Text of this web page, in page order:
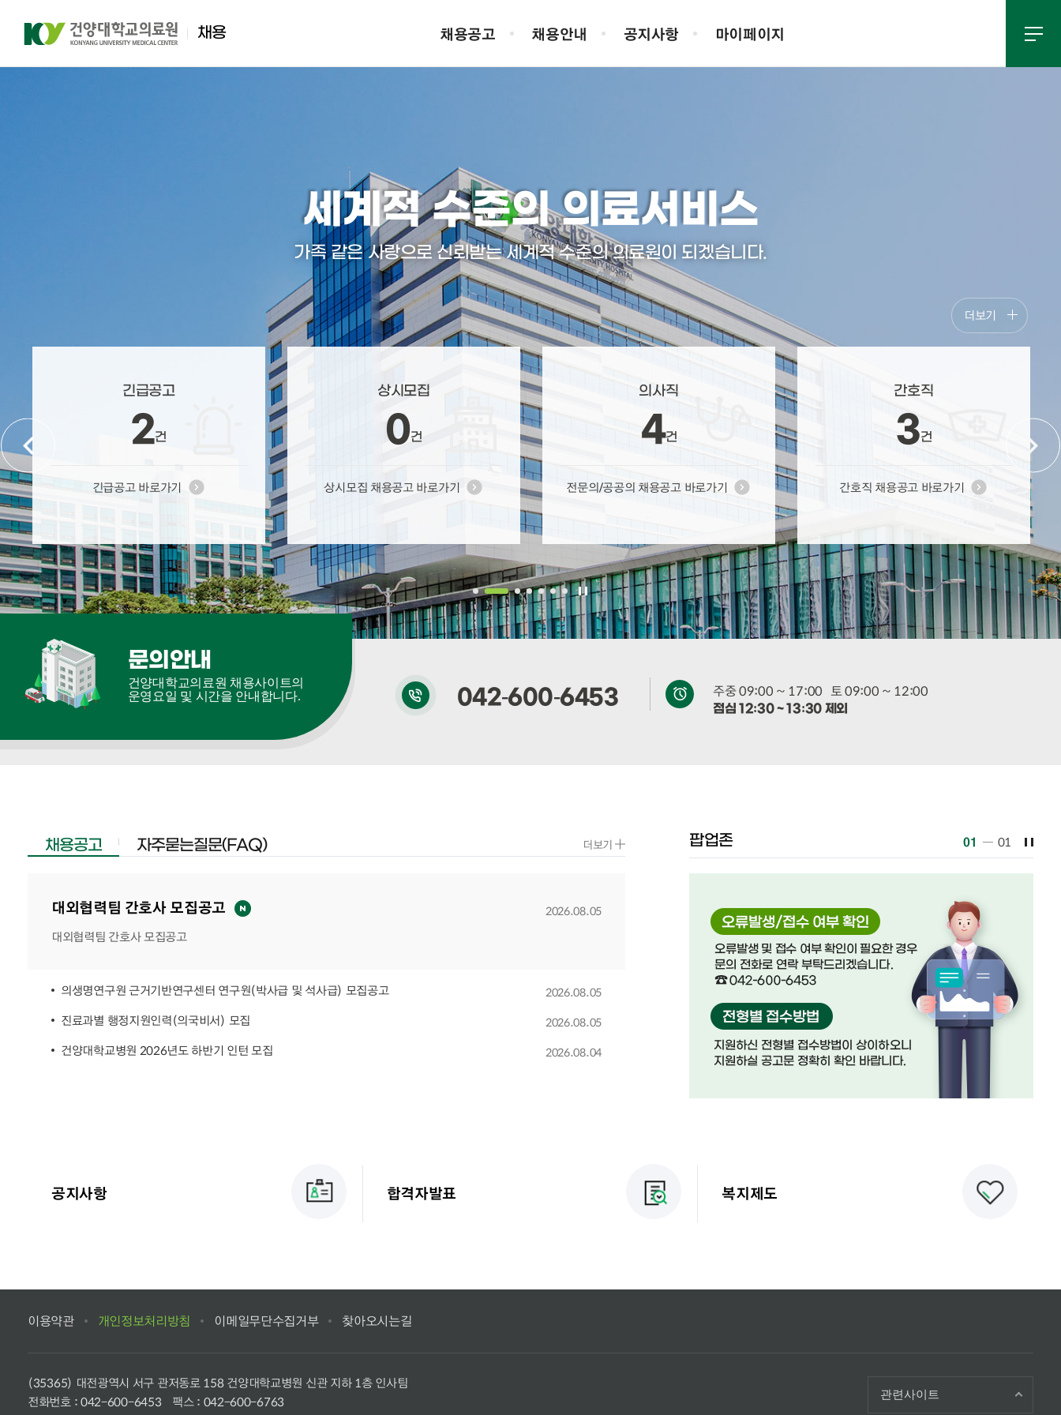
채용 채용공고
의료기사직
채용안내 공지사항 마이페이지
세계적 수준의 의료서비스
가족 같은 사랑으로 신뢰받는 세계적 수준의의료원이 되겠습니다.
더보기
긴급공고
2건
긴급공고 바로가기
상시모집
0건
상시모집 채용공고 바로가기
의사직
4건
전문의/공공의 채용공고 바로가기
간호직
3건
간호직 채용공고 바로가기
문의안내
건양대학교의료원 채용사이트의
운영요일 및 시간을 안내합니다.
042-600-6453 주중 09:00 ~ 17:00 토 09:00 ~ 12:00
점심 12:30 ~ 13:30 제외
채용공고
대외협력팀 간호사 모집공고
대외협력팀 간호사 모집공고
2026.08.05
의생명연구원 근거기반연구센터 연구원(박사급 및 석사급) 모집공고 2026.08.05
진료과별 행정지원인력(의국비서) 모집 2026.08.05
건양대학교병원 2026년도 하반기 인턴 모집 2026.08.04
더보기
자주묻는질문(FAQ) 팝업존 01 01
공지사항 합격자발표 복지제도
이용약관 개인정보처리방침 이메일무단수집거부 찾아오시는길
관련사이트
(35365) 대전광역시 서구 관저동로 158 건양대학교병원 신관 지하 1층 인사팀
전화번호 :042-600-6453 팩스 : 042-600-6763